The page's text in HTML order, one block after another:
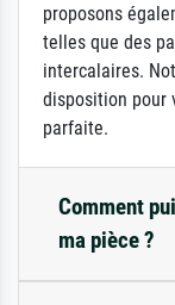
proposons
telles que des
intercalaires.
disposition pour
parfaite.
Comment
ma pièce ?